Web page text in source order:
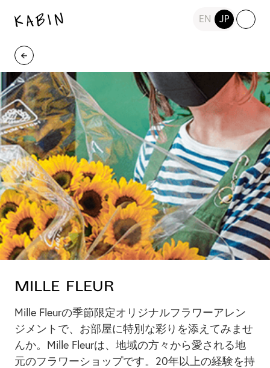
EN JP
Mille Fleur
Mille Fleurの季節限定オリジナルフラワーアレン
ジメントで、お部屋に特別な彩りを添えてみませ
んか。Mille Fleurは、地域の方々から愛される地
元のフラワーショップです。20年以上の経験を持